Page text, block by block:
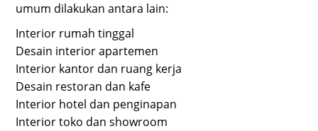
umum dilakukan antara lain:
Interior rumah tinggal
Desain interior apartemen
Interior kantor dan ruang kerja
Desain restoran dan kafe
Interior hotel dan penginapan
Interior toko dan showroom